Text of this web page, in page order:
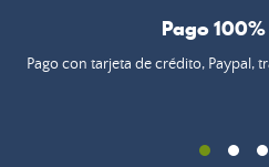
Pago
Pago con tarjeta de crédito, Paypal,